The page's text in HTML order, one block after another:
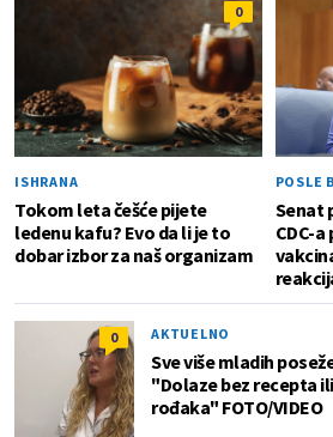
0
ISHRANA
Tokom leta češće pijete
ledenu kafu? Evo da li je to
dobar izbor za naš organizam
POSLE
Senat
CDC-
0 AKTUELNO
Sve više mladih
"Dolaze bez recepta
rođaka" FOTO/VIDEO